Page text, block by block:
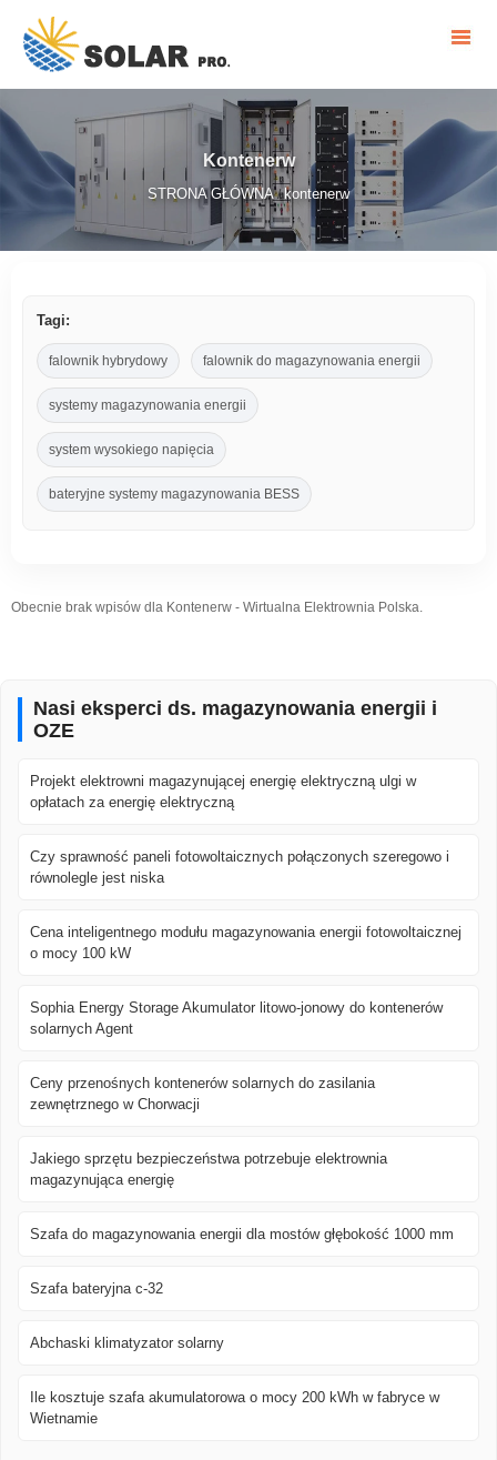
Kontenerw
STRONA GŁÓWNA/kontenerw
Tagi:
falownik hybrydowy falownik do magazynowania energii
systemy magazynowania energii
system wysokiego napięcia
bateryjne systemy magazynowania BESS
Obecnie brak wpisów dla Kontenerw - Wirtualna Elektrownia Polska.
Nasi eksperci ds. magazynowania energii i
OZE
Projekt elektrowni magazynującej energię elektryczną ulgi w
opłatach za energię elektryczną
Czy sprawność paneli fotowoltaicznych połączonych szeregowo i
równolegle jest niska
Cena inteligentnego modułu magazynowania energii fotowoltaicznej
o mocy 100 kW
Sophia Energy Storage Akumulator litowo-jonowy do kontenerów
solarnych Agent
Ceny przenośnych kontenerów solarnych do zasilania
zewnętrznego w Chorwacji
Jakiego sprzętu bezpieczeństwa potrzebuje elektrownia
magazynująca energię
Szafa do magazynowania energii dla mostów głębokość 1000 mm
Szafa bateryjna c-32
Abchaski klimatyzator solarny
Ile kosztuje szafa akumulatorowa o mocy 200 kWh w fabryce w
Wietnamie